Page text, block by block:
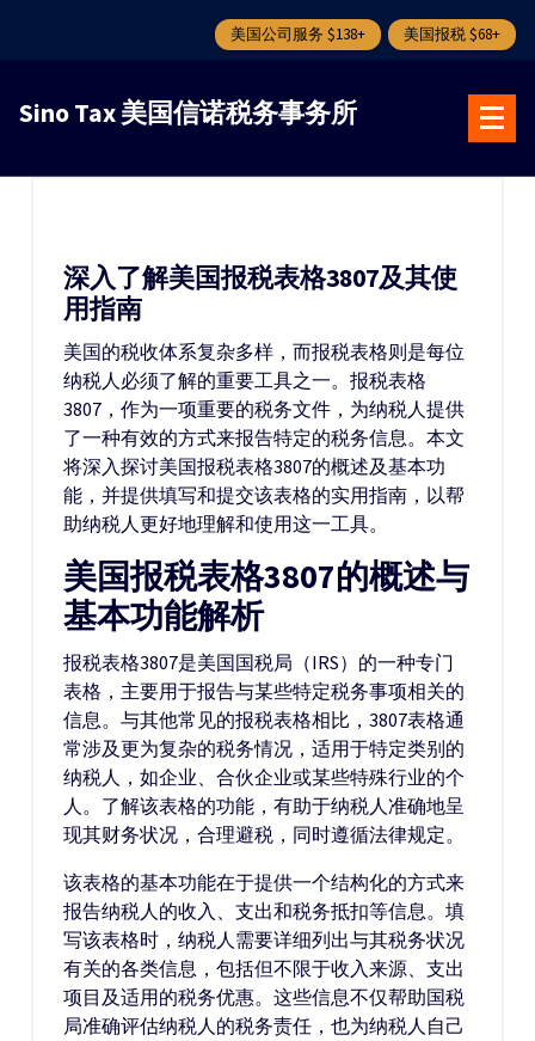
美国公司服务 $138+ 美国报税 $68+
Sino Tax 美国信诺税务事务所
深入了解美国报税表格3807及其使
用指南
美国的税收体系复杂多样，而报税表格则是每位
纳税人必须了解的重要工具之一。报税表格
3807，作为一项重要的税务文件，为纳税人提供
了一种有效的方式来报告特定的税务信息。本文
将深入探讨美国报税表格3807的概述及基本功
能，并提供填写和提交该表格的实用指南，以帮
助纳税人更好地理解和使用这一工具。
美国报税表格3807的概述与
基本功能解析
报税表格3807是美国国税局（IRS）的一种专门
表格，主要用于报告与某些特定税务事项相关的
信息。与其他常见的报税表格相比，3807表格通
常涉及更为复杂的税务情况，适用于特定类别的
纳税人，如企业、合伙企业或某些特殊行业的个
人。了解该表格的功能，有助于纳税人准确地呈
现其财务状况，合理避税，同时遵循法律规定。
该表格的基本功能在于提供一个结构化的方式来
报告纳税人的收入、支出和税务抵扣等信息。填
写该表格时，纳税人需要详细列出与其税务状况
有关的各类信息，包括但不限于收入来源、支出
项目及适用的税务优惠。这些信息不仅帮助国税
局准确评估纳税人的税务责任，也为纳税人自己